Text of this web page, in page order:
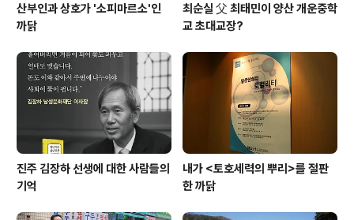
산부인과 상호가 '소피마르소'인
까닭
최순실 父 최태민이 양산 개운중학
교 초대교장?
진주 김장하 선생에 대한 사람들의
기억
내가 <토호세력의 뿌리>를 절판
한 까닭